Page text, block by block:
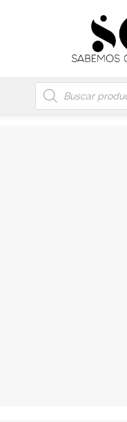
Búsqueda
de
productos